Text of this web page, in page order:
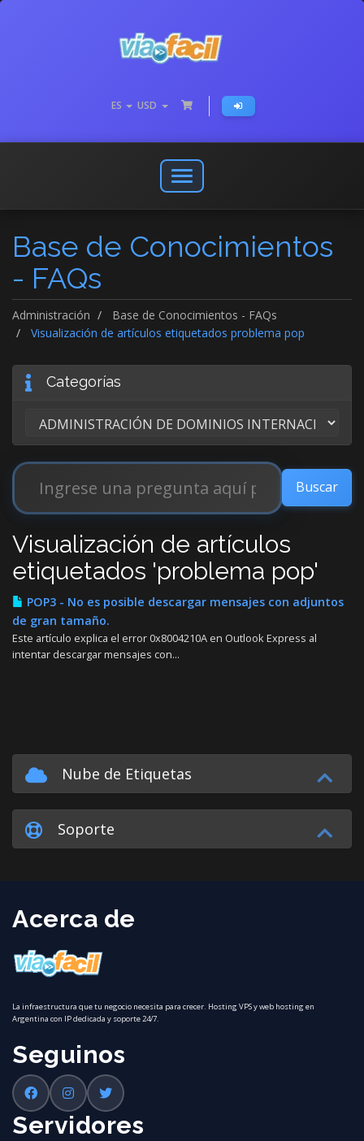
ES USD
Abrir
o
menú
de
Base de Conocimientos
- FAQs
Administración
Base de Conocimientos - FAQs
Visualización de artículos etiquetados problema pop
Categorías
Visualización de artículos
etiquetados 'problema pop'
POP3 - No es posible descargar mensajes con adjuntos
de gran tamaño.
Este artículo explica el error 0x8004210A en Outlook Express al
intentar descargar mensajes con...
Nube de Etiquetas
Soporte
Acerca de
La infraestructura que tu negocio necesita para crecer. Hosting VPS y web hosting en
Argentina con IP dedicada y soporte 24/7.
Seguinos
Servidores